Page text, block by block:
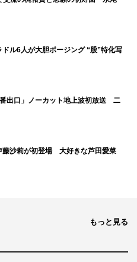
ル6人が大胆ポージング “股”特化写
番出口」ノーカット地上波初放送 二
藤沙莉が初登場 大好きな芦田愛菜
もっと見る